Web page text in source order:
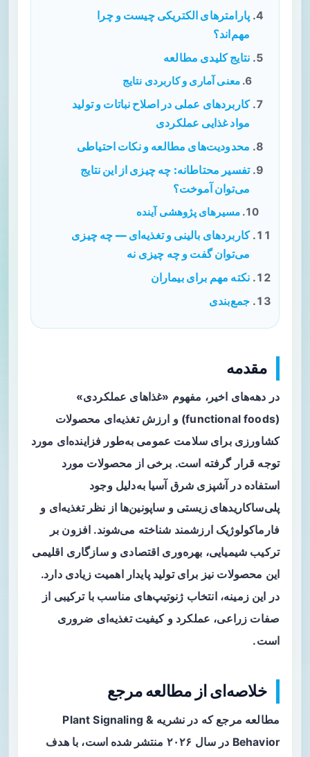
پارامترهای الکتریکی چیست و چرا
مهم‌اند؟
نتایج کلیدی مطالعه
معنی آماری و کاربردی نتایج
کاربردهای عملی در اصلاح نباتات و تولید
مواد غذایی عملکردی
محدودیت‌های مطالعه و نکات احتیاطی
تفسیر محتاطانه: چه چیزی از این نتایج
می‌توان آموخت؟
مسیرهای پژوهشی آینده
کاربردهای بالینی و تغذیه‌ای — چه چیزی
می‌توان گفت و چه چیزی نه
نکته مهم برای بیماران
جمع‌بندی
مقدمه
در دهه‌های اخیر، مفهوم «غذاهای عملکردی»
(functional foods) و ارزش تغذیه‌ای محصولات
کشاورزی برای سلامت عمومی به‌طور فزاینده‌ای مورد
توجه قرار گرفته است. برخی از محصولات مورد
استفاده در آشپزی شرق آسیا به‌دلیل وجود
پلی‌ساکاریدهای زیستی و ساپونین‌ها از نظر تغذیه‌ای و
فارماکولوژیک ارزشمند شناخته می‌شوند. افزون بر
ترکیب شیمیایی، بهره‌وری اقتصادی و سازگاری اقلیمی
این محصولات نیز برای تولید پایدار اهمیت زیادی دارد.
در این زمینه، انتخاب ژنوتیپ‌های مناسب با ترکیبی از
صفات زراعی، عملکرد و کیفیت تغذیه‌ای ضروری
است.
خلاصه‌ای از مطالعه مرجع
مطالعه مرجع که در نشریه Plant Signaling &
Behavior در سال ۲۰۲۶ منتشر شده است، با هدف